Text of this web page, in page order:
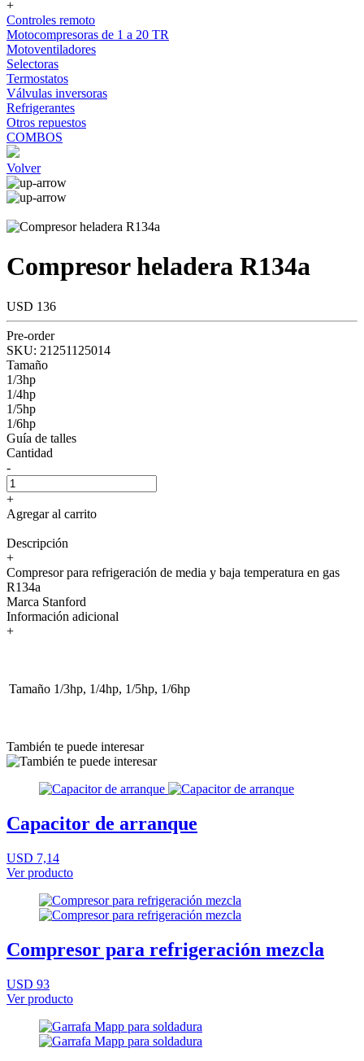
+
Controles remoto
Motocompresoras de 1 a 20 TR
Motoventiladores
Selectoras
Termostatos
Válvulas inversoras
Refrigerantes
Otros repuestos
COMBOS
Volver
Compresor heladera R134a
USD 136
Pre-order
SKU: 21251125014
Tamaño
1/3hp
1/4hp
1/5hp
1/6hp
Guía de talles
Cantidad
-
+
Agregar al carrito
Descripción
+
Compresor para refrigeración de media y baja temperatura en gas
R134a
Marca Stanford
Información adicional
+
Tamaño 1/3hp, 1/4hp, 1/5hp, 1/6hp
También te puede interesar
Capacitor de arranque
USD 7,14
Ver producto
Compresor para refrigeración mezcla
USD 93
Ver producto